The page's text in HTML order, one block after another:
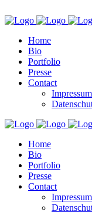
Home
Bio
Portfolio
Presse
Contact
Impressum
Home
Bio
Portfolio
Presse
Contact
Impressum